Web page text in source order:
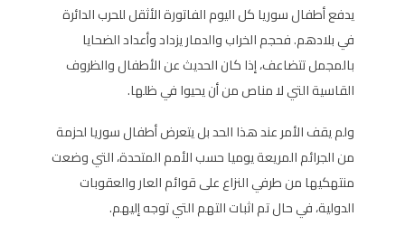
يدفع أطفال سوريا كل اليوم الفاتورة الأثقل للحرب الدائرة
في بلادهم. فحجم الخراب والدمار يزداد وأعداد الضحايا
بالمجمل تتضاعف، إذا كان الحديث عن الأطفال والظروف
القاسية التي لا مناص من أن يحيوا في ظلها.
ولم يقف الأمر عند هذا الحد بل يتعرض أطفال سوريا لحزمة
من الجرائم المريعة يوميا حسب الأمم المتحدة، التي وضعت
منتهكيها من طرفي النزاع على قوائم العار والعقوبات
الدولية، في حال تم اثبات التهم التي توجه إليهم.